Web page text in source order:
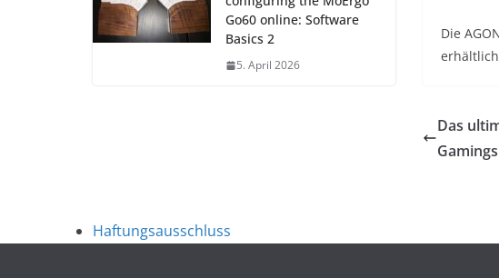
Die
Das
Go60 online: Software
Basics 2
5. April 2026
Haftungsausschluss